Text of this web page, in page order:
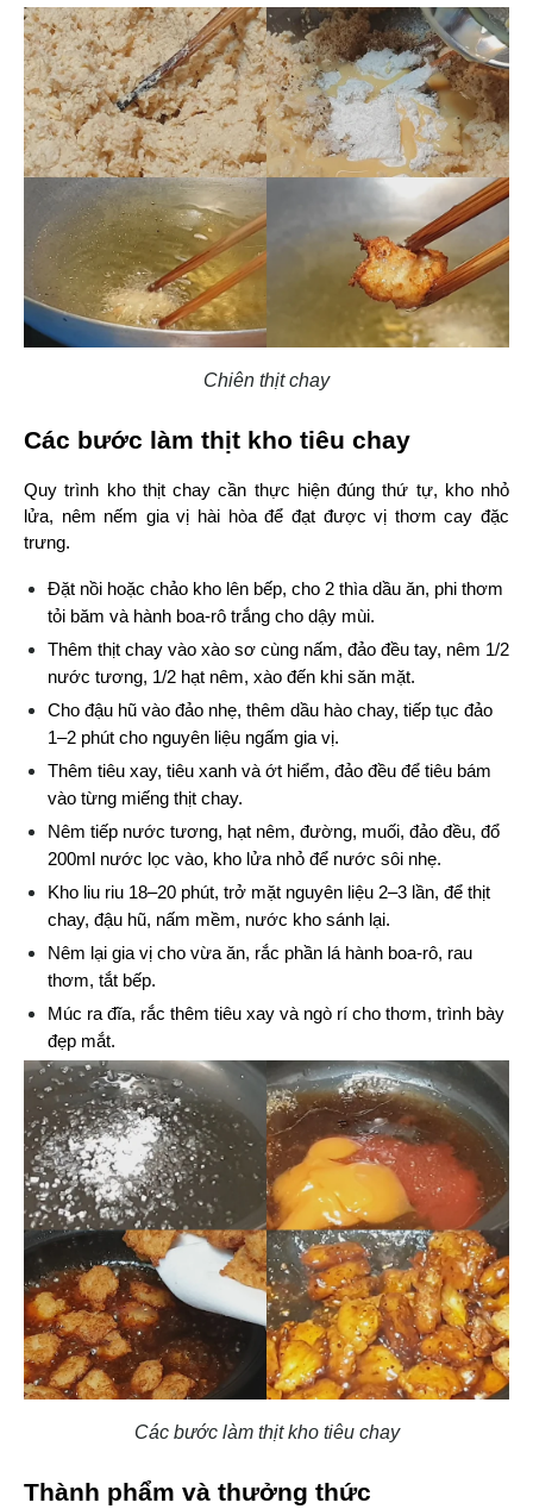
Chiên thịt chay
Các bước làm thịt kho tiêu chay
Quy trình kho thịt chay cần thực hiện đúng thứ tự, kho nhỏ
lửa, nêm nếm gia vị hài hòa để đạt được vị thơm cay đặc
trưng.
Đặt nồi hoặc chảo kho lên bếp, cho 2 thìa dầu ăn, phi thơm
tỏi băm và hành boa-rô trắng cho dậy mùi.
Thêm thịt chay vào xào sơ cùng nấm, đảo đều tay, nêm 1/2
nước tương, 1/2 hạt nêm, xào đến khi săn mặt.
Cho đậu hũ vào đảo nhẹ, thêm dầu hào chay, tiếp tục đảo
1–2 phút cho nguyên liệu ngấm gia vị.
Thêm tiêu xay, tiêu xanh và ớt hiểm, đảo đều để tiêu bám
vào từng miếng thịt chay.
Nêm tiếp nước tương, hạt nêm, đường, muối, đảo đều, đổ
200ml nước lọc vào, kho lửa nhỏ để nước sôi nhẹ.
Kho liu riu 18–20 phút, trở mặt nguyên liệu 2–3 lần, để thịt
chay, đậu hũ, nấm mềm, nước kho sánh lại.
Nêm lại gia vị cho vừa ăn, rắc phần lá hành boa-rô, rau
thơm, tắt bếp.
Múc ra đĩa, rắc thêm tiêu xay và ngò rí cho thơm, trình bày
đẹp mắt.
Các bước làm thịt kho tiêu chay
Thành phẩm và thưởng thức